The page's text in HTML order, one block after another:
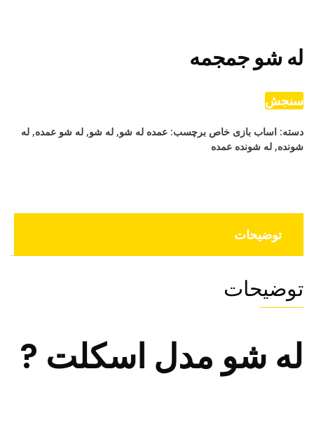
له شو جمجمه
سنجش
دسته: اساب بازی خاص برچسب: عمده له شو, له شو, له شو عمده, له
شونده, له شونده عمده
توضیحات
توضیحات
له شو مدل اسکلت ?